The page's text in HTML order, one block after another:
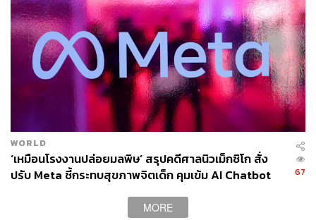
WORLD
‘เหมือนโรงงานปล่อยมลพิษ’ สรุปคดีศาลนิวเม็กซิโก สั่ง
ปรับ Meta ชี้กระทบสุขภาพจิตเด็ก คุมเข้ม AI Chatbot
67
MORE